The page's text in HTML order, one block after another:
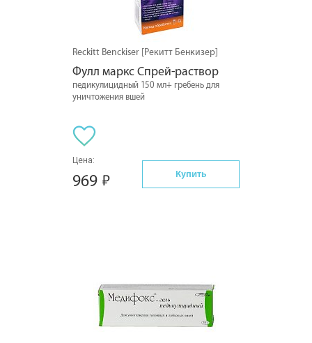
Reckitt Benckiser [Рекитт Бенкизер]
Фулл маркс Спрей-раствор
педикулицидный 150 мл+ гребень для
уничтожения вшей
Цена:
969 Купить